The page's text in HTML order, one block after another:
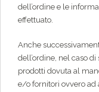
dell’ordine e le
effettuato.
Anche
dell’ordine, nel caso
prodotti dovuta al
e/o fornitori ovvero